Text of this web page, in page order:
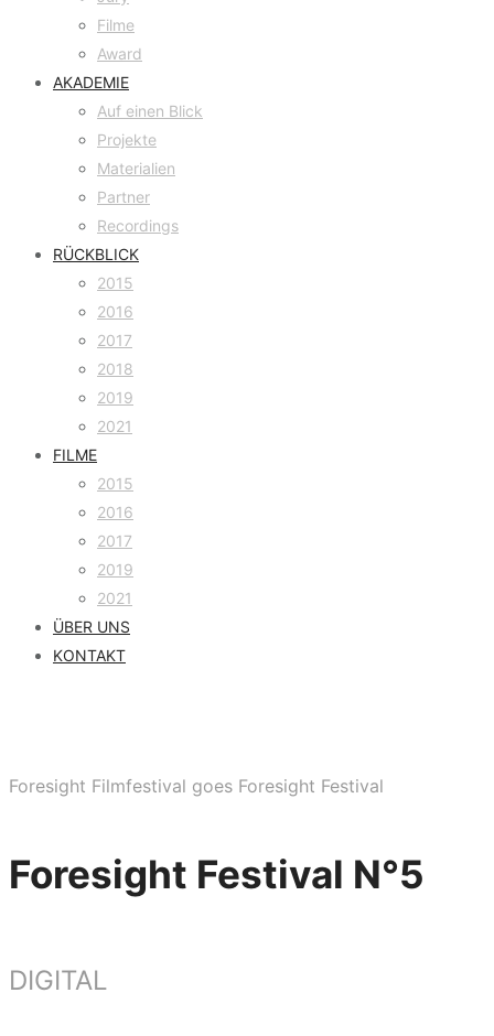
Filme
Award
AKADEMIE
Auf einen Blick
Projekte
Materialien
Partner
Recordings
RÜCKBLICK
2015
2016
2017
2018
2019
2021
FILME
2015
2016
2017
2019
2021
ÜBER UNS
KONTAKT
Foresight Filmfestival goes Foresight Festival
Foresight Festival N°5
DIGITAL